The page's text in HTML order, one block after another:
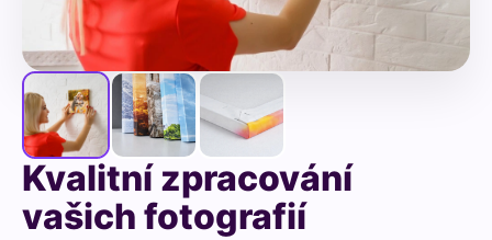
Kvalitní zpracování
vašich fotografií